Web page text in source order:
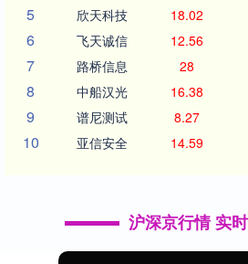
5 欣天科技 18.02
6 飞天诚信 12.56
7 路桥信息 28
8 中船汉光 16.38
9 谱尼测试 8.27
10 亚信安全 14.59
沪深京行情 实